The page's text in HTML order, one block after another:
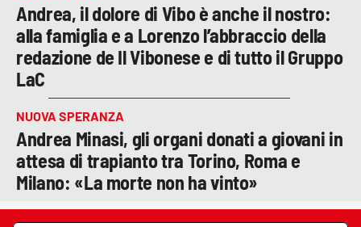
Andrea, il dolore di Vibo è anche il nostro:
alla famiglia e a Lorenzo l’abbraccio della
redazione de Il Vibonese e di tutto il Gruppo
LaC
NUOVA SPERANZA
Andrea Minasi, gli organi donati a giovani in
attesa di trapianto tra Torino, Roma e
Milano: «La morte non ha vinto»